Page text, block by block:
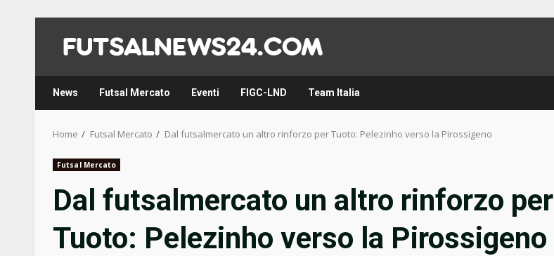
content
News Futsal Mercato Eventi FIGC-LND Team Italia
Home Futsal Mercato Dal futsalmercato un altro rinforzo per Tuoto: Pelezinho verso la Pirossigeno
Futsal Mercato
Dal futsalmercato un altro rinforzo per
Tuoto: Pelezinho verso la Pirossigeno